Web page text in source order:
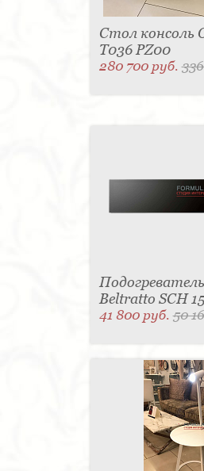
Стол консоль
T036 PZ00
280 700 руб.
Beltratto SCH
41 800 руб.50